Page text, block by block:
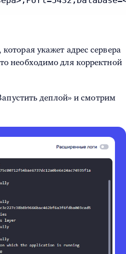
которая укажет адрес сервера
необходимо для корректной
деплой» и смотрим